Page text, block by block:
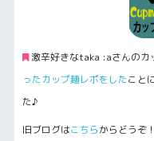
激辛好きなtaka :aさんのカ
ったカップ麺レポをしたこと
た♪
旧ブログはこちらからどうぞ！